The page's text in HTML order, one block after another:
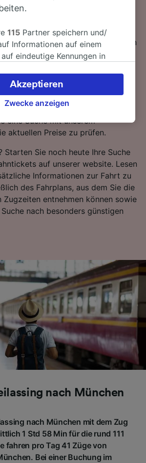
Sie sich zurücklehnen und
Weg nach München sind keine
Auf dieser Strecke verkehren
EC Züge, die standardmäßig einen
Service mit viel Platz für
nach München starten bei
im Voraus buchen, was durchaus
als sie erst am Reisetag selbst zu
eine Suche mit unserem
aktuellen Preise zu prüfen.
Starten Sie noch heute Ihre Suche
auf unserer website. Lesen
Informationen zur Fahrt zu
des Fahrplans, aus dem Sie die
Zugzeiten entnehmen können sowie
nach besonders günstigen
nach München
nach München mit dem Zug
1 Std 58 Min für die rund 111
fahren pro Tag 41 Züge von
Bei einer Buchung im
115 Partner speichern und/
Informationen auf einem
eindeutige Kennungen in
können Ihre Präferenzen
verwalten, einschließlich
bei berechtigtem
jederzeit die Seite der
Diese Präferenzen
Partnern signalisiert und
auf Surfdaten. Ihre
nicht für Tracking-Zwecke
Sie uns gebeten haben, Ihr
zu verfolgen.
Partner verarbeiten Daten, um
Speichern von oder Zugriff auf
einem Endgerät.
Werbung und Inhalte, Messung
und der Performance von
sowie
Verbesserung von
(Lieferanten)
Zwecke anzeigen
Akzeptieren